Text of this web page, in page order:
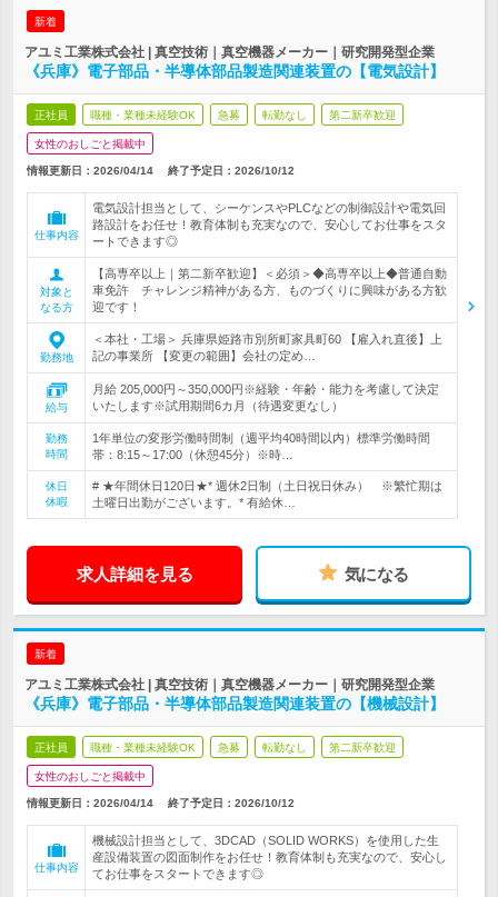
新着
アユミ工業株式会社 | 真空技術｜真空機器メーカー｜研究開発型企業
《兵庫》電子部品・半導体部品製造関連装置の【電気設計】
正社員 職種・業種未経験OK 急募 転勤なし 第二新卒歓迎
女性のおしごと掲載中
情報更新日：2026/04/14 終了予定日： 2026/10/12
仕事内容
電気設計担当として、シーケンスやPLCなどの制御設計や電気回
路設計をお任せ！教育体制も充実なので、安心してお仕事をスタ
ートできます◎
対象と
なる方
【高専卒以上｜第二新卒歓迎】＜必須＞◆高専卒以上◆普通自動
車免許 チャレンジ精神がある方、ものづくりに興味がある方歓
迎です！
勤務地
＜本社・工場＞ 兵庫県姫路市別所町家具町60 【雇入れ直後】上
記の事業所 【変更の範囲】会社の定め…
給与
月給 205,000円～350,000円※経験・年齢・能力を考慮して決定
いたします※試用期間6カ月（待遇変更なし）
勤務
時間
1年単位の変形労働時間制（週平均40時間以内）標準労働時間
帯：8:15～17:00（休憩45分）※時…
休日
休暇
# ★年間休日120日★* 週休2日制（土日祝日休み） ※繁忙期は
土曜日出勤がございます。* 有給休…
求人詳細を見る 気になる
新着
アユミ工業株式会社 | 真空技術｜真空機器メーカー｜研究開発型企業
《兵庫》電子部品・半導体部品製造関連装置の【機械設計】
正社員 職種・業種未経験OK 急募 転勤なし 第二新卒歓迎
女性のおしごと掲載中
情報更新日：2026/04/14 終了予定日： 2026/10/12
仕事内容
機械設計担当として、3DCAD（SOLID WORKS）を使用した生
産設備装置の図面制作をお任せ！教育体制も充実なので、安心し
てお仕事をスタートできます◎